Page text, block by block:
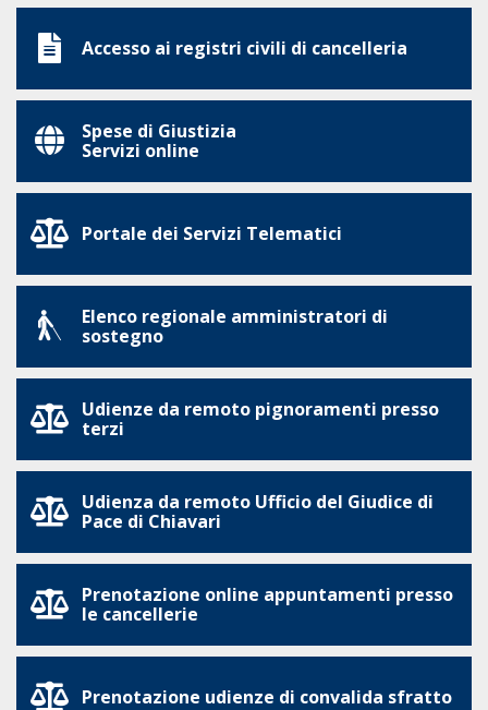
Accesso ai registri civili di cancelleria
Spese di Giustizia
Servizi online
Portale dei Servizi Telematici
Elenco regionale amministratori di
sostegno
Udienze da remoto pignoramenti presso
terzi
Udienza da remoto Ufficio del Giudice di
Pace di Chiavari
Prenotazione online appuntamenti presso
le cancellerie
Prenotazione udienze di convalida sfratto